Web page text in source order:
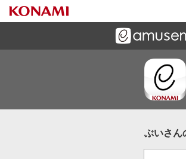
ゲームと連携したコミュニケーションア
ぶいさん